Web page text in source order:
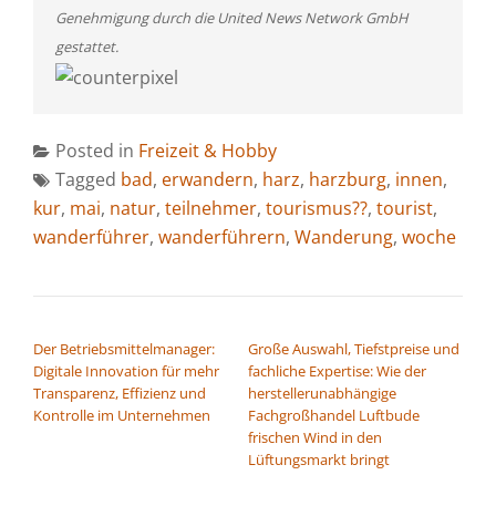
Genehmigung durch die United News Network GmbH
gestattet.
Posted in Freizeit & Hobby
Tagged bad, erwandern, harz, harzburg, innen,
kur, mai, natur, teilnehmer, tourismus??, tourist,
wanderführer, wanderführern, Wanderung, woche
Der Betriebsmittelmanager:
Digitale Innovation für mehr
Transparenz, Effizienz und
Kontrolle im Unternehmen
Große Auswahl, Tiefstpreise und
fachliche Expertise: Wie der
herstellerunabhängige
Fachgroßhandel Luftbude
frischen Wind in den
Lüftungsmarkt bringt